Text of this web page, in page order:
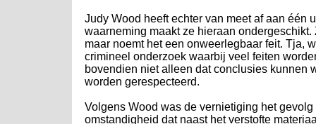
Judy Wood heeft echter van meet af aan één
waarneming maakt ze hieraan
maar noemt het een onweerlegbaar feit. Tja,
crimineel onderzoek waarbij veel feiten
bovendien niet alleen dat conclusies kunnen
worden gerespecteerd.
Volgens Wood was de vernietiging het
omstandigheid dat naast het verstofte